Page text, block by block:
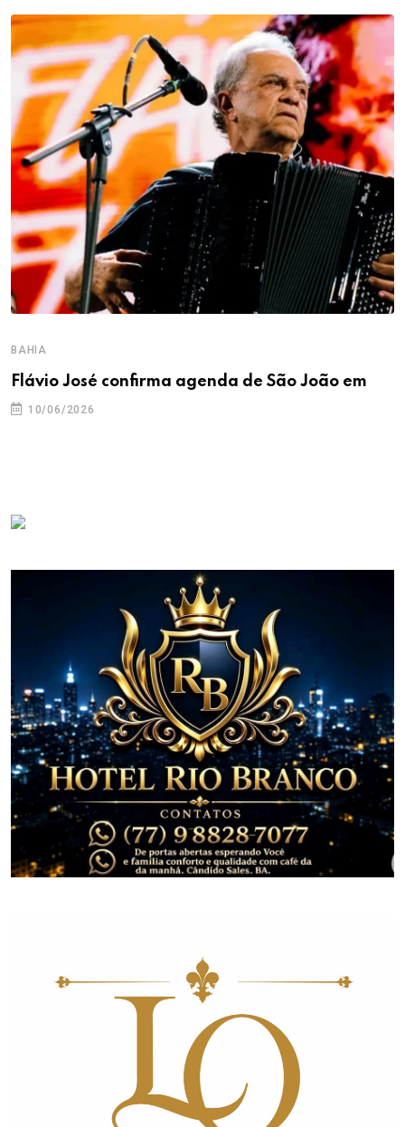
BAHIA
Flávio José confirma agenda de São João em
10/06/2026